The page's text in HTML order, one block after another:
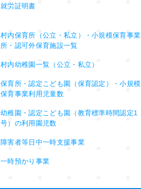
就労証明書
村内保育所（公立・私立）・小規模保育事業
所・認可外保育施設一覧
村内幼稚園一覧（公立・私立）
保育所・認定こども園（保育認定）・小規模
保育事業利用児童数
幼稚園・認定こども園（教育標準時間認定1
号）の利用園児数
障害者等日中一時支援事業
一時預かり事業